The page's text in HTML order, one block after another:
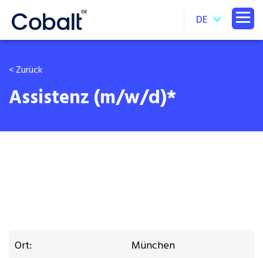
DE
< Zurück
Assistenz (m/w/d)*
Ort:
München